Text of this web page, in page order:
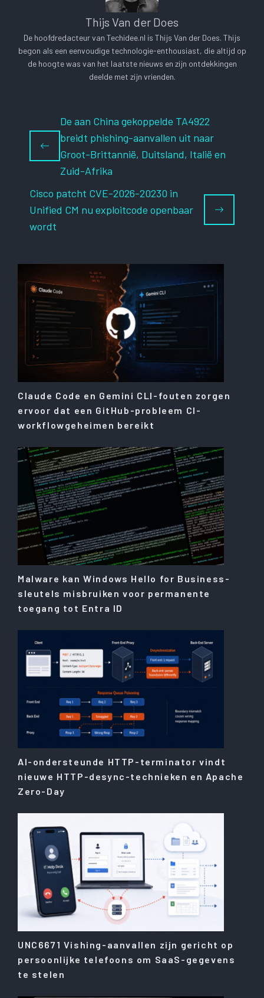
Thijs Van der Does
De hoofdredacteur van Techidee.nl is Thijs Van der Does. Thijs
begon als een eenvoudige technologie-enthousiast, die altijd op
de hoogte was van het laatste nieuws en zijn ontdekkingen
deelde met zijn vrienden.
De aan China gekoppelde TA4922
breidt phishing-aanvallen uit naar
Groot-Brittannië, Duitsland, Italië en
Zuid-Afrika
Cisco patcht CVE-2026-20230 in
Unified CM nu exploitcode openbaar
wordt
Claude Code en Gemini CLI-fouten zorgen
ervoor dat een GitHub-probleem CI-
workflowgeheimen bereikt
Malware kan Windows Hello for Business-
sleutels misbruiken voor permanente
toegang tot Entra ID
AI-ondersteunde HTTP-terminator vindt
nieuwe HTTP-desync-technieken en Apache
Zero-Day
UNC6671 Vishing-aanvallen zijn gericht op
persoonlijke telefoons om SaaS-gegevens
te stelen